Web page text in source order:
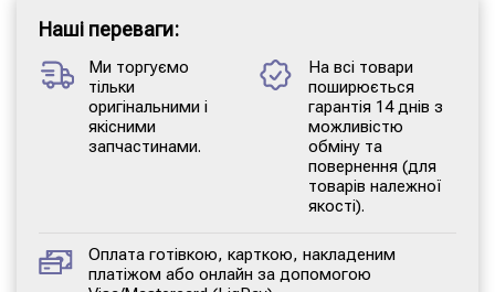
Наші переваги:
Ми торгуємо
тільки
оригінальними і
якісними
запчастинами.
На всі товари
поширюється
гарантія 14 днів з
можливістю
обміну та
повернення (для
товарів належної
якості).
Оплата готівкою, карткою, накладеним
платіжом або онлайн за допомогою